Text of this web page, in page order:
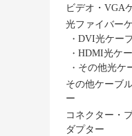
ビデオ・VGA
光ファイバー
・ DVI光ケー
・ HDMI光ケ
・ その他光ケ
その他ケーブ
ー
コネクター・
ダプター